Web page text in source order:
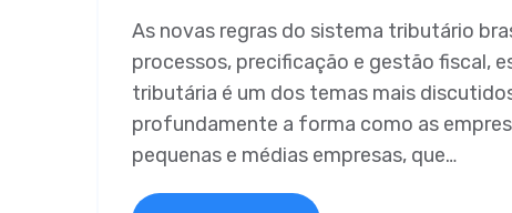
As novas regras do sistema tributário
processos, precificação e gestão fiscal,
tributária é um dos temas mais
profundamente a forma como as
pequenas e médias empresas, que…